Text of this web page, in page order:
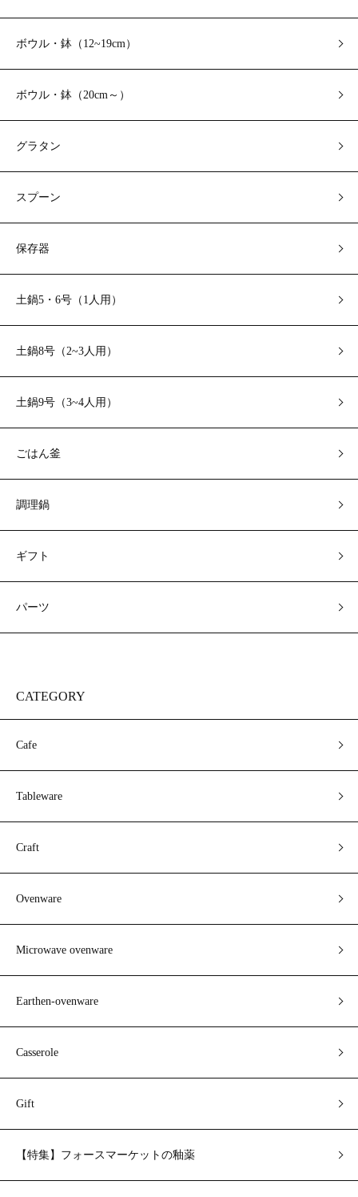
ボウル・鉢（12~19cm）
ボウル・鉢（20cm～）
グラタン
スプーン
保存器
土鍋5・6号（1人用）
土鍋8号（2~3人用）
土鍋9号（3~4人用）
ごはん釜
調理鍋
ギフト
パーツ
CATEGORY
Cafe
Tableware
Craft
Ovenware
Microwave ovenware
Earthen-ovenware
Casserole
Gift
【特集】フォースマーケットの釉薬